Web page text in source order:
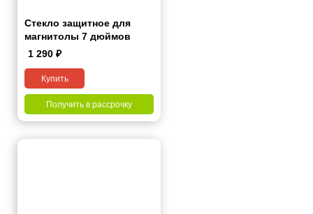
Стекло защитное для
магнитолы 7 дюймов
1 290 ₽
Купить
Получить в рассрочку